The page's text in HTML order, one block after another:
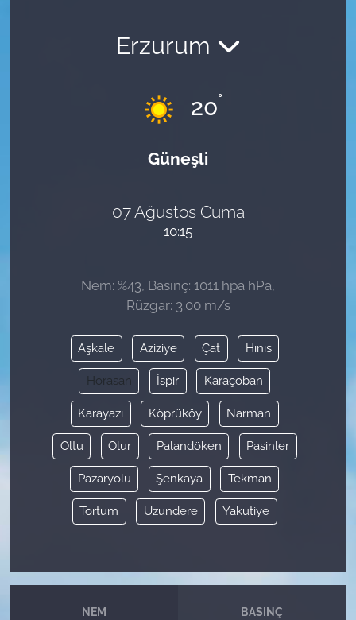
Erzurum
20°
Güneşli
07 Ağustos Cuma
10:15
Nem: %43, Basınç: 1011 hpa hPa,
Rüzgar: 3.00 m/s
Aşkale Aziziye Çat Hınıs
Horasan İspir Karaçoban
Karayazı Köprüköy Narman
Oltu Olur Palandöken Pasinler
Pazaryolu Şenkaya Tekman
Tortum Uzundere Yakutiye
NEM BASINÇ